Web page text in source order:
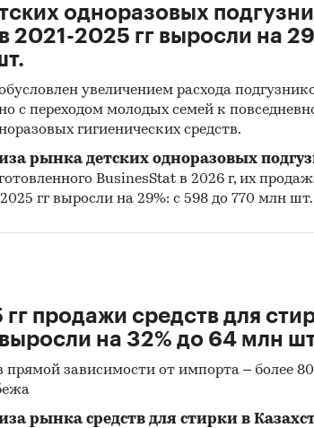
одноразовых
2021-2025 гг выросли на
увеличением расхода
с переходом молодых семей к
гигиенических средств.
рынка детских одноразовых
BusinesStat в 2026 г, их
гг выросли на 29%: с 598 до 770 млн шт.
продажи средств для
на 32% до 64 млн
прямой зависимости от импорта – более
рынка средств для стирки в